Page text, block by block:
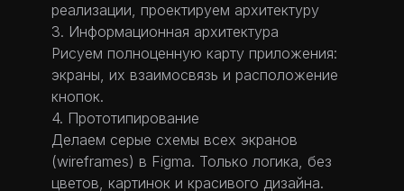
реализации, проектируем архитектуру
3. Информационная архитектура
Рисуем полноценную карту приложения:
экраны, их взаимосвязь и расположение
кнопок.
4. Прототипирование
Делаем серые схемы всех экранов
(wireframes) в Figma. Только логика, без
цветов, картинок и красивого дизайна.